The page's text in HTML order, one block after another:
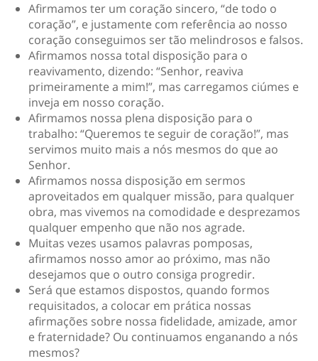
Afirmamos ter um coração sincero, “de todo o
coração”, e justamente com referência ao nosso
coração conseguimos ser tão melindrosos e falsos.
Afirmamos nossa total disposição para o
reavivamento, dizendo: “Senhor, reaviva
primeiramente a mim!”, mas carregamos ciúmes e
inveja em nosso coração.
Afirmamos nossa plena disposição para o
trabalho: “Queremos te seguir de coração!”, mas
servimos muito mais a nós mesmos do que ao
Senhor.
Afirmamos nossa disposição em sermos
aproveitados em qualquer missão, para qualquer
obra, mas vivemos na comodidade e desprezamos
qualquer empenho que não nos agrade.
Muitas vezes usamos palavras pomposas,
afirmamos nosso amor ao próximo, mas não
desejamos que o outro consiga progredir.
Será que estamos dispostos, quando formos
requisitados, a colocar em prática nossas
afirmações sobre nossa fidelidade, amizade, amor
e fraternidade? Ou continuamos enganando a nós
mesmos?